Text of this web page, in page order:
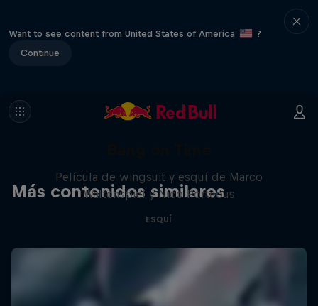
Want to see content from United States of America
?
Continue
Más contenidos similares
Película de wingsuit y esquí de Marco
Waltenspiel y Nico Porteous
ESQUÍ